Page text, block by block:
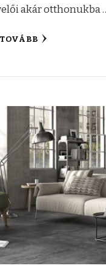
akár otthonukba